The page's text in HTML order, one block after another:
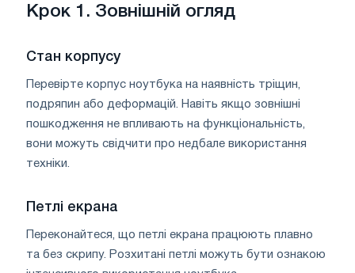
Крок 1. Зовнішній огляд
Стан корпусу
Перевірте корпус ноутбука на наявність тріщин,
подряпин або деформацій. Навіть якщо зовнішні
пошкодження не впливають на функціональність,
вони можуть свідчити про недбале використання
техніки.
Петлі екрана
Переконайтеся, що петлі екрана працюють плавно
та без скрипу. Розхитані петлі можуть бути ознакою